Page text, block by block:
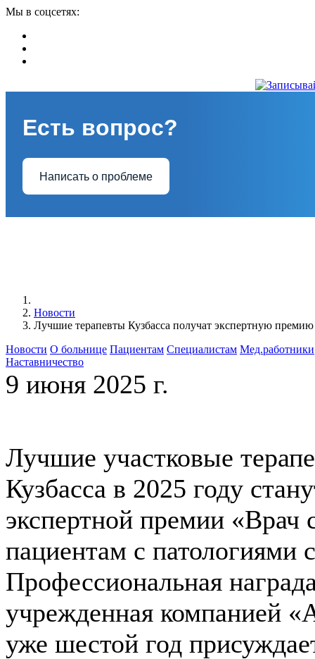
Мы в соцсетях:
Есть вопрос?
Написать о проблеме
Новости
Лучшие терапевты Кузбасса получат экспертную
Новости О больнице Пациентам Специалистам Мед.работники
Наставничество
9 июня 2025 г.
Лучшие участковые
Кузбасса в 2025 году
экспертной премии
пациентам с патологиями
Профессиональная
учрежденная компанией
уже шестой год